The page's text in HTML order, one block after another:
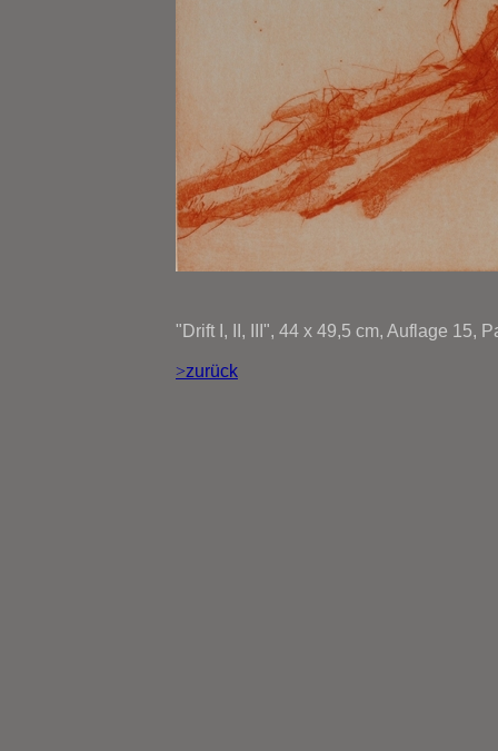
"Drift I, II, III", 44 x 49,5 cm, Auflage 15,
>zurück